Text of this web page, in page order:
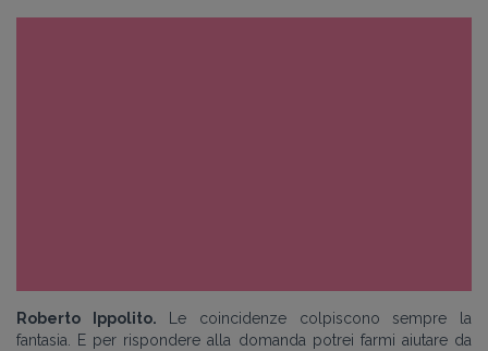
Roberto Ippolito. Le coincidenze colpiscono sempre la
fantasia. E per rispondere alla domanda potrei farmi aiutare da